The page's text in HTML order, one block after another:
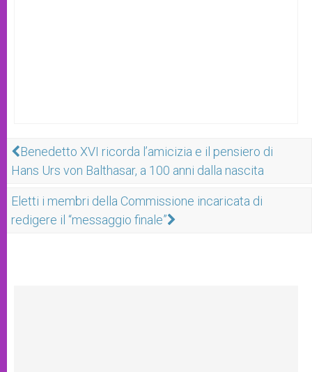
Benedetto XVI ricorda l’amicizia e il pensiero di
Hans Urs von Balthasar, a 100 anni dalla nascita
Eletti i membri della Commissione incaricata di
redigere il “messaggio finale”